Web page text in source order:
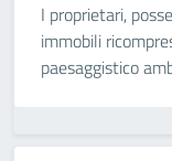
I proprietari,
immobili
paesaggistico